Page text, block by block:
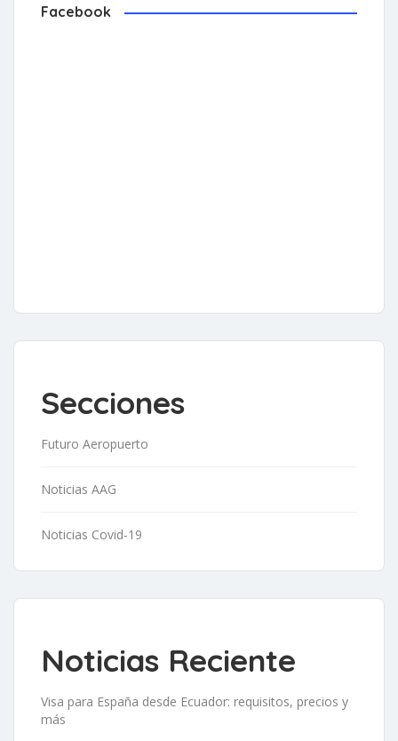
Facebook
Secciones
Futuro Aeropuerto
Noticias AAG
Noticias Covid-19
Noticias Reciente
Visa para España desde Ecuador: requisitos, precios y
más